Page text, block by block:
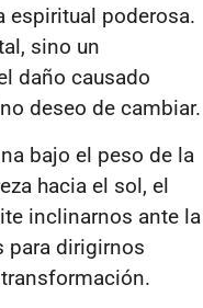
espiritual poderosa.
sino un
daño causado
deseo de cambiar.
bajo el peso de la
hacia el sol, el
inclinarnos ante la
para dirigirnos